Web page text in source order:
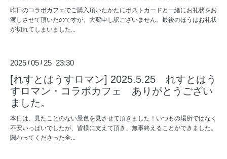
昨日のコラボカフェでご購入頂いたかたにポストカードと一緒にお礼状をお
渡しさせて頂いたのですが、大変申し訳ございません。最後のほうはお礼状
が切れてしまいました...
2025 /05 / 25 23:30
[れすとはうすロマン] 2025.5.25 れすとはう
すロマン・コラボカフェ ありがとうござい
ました。
本日は、見たことのない景色を見させて頂きました！いつもの場所ではなく
不安いっぱいでしたが、皆様に支えて頂き、無事終えることができました。
関わってくださった全...